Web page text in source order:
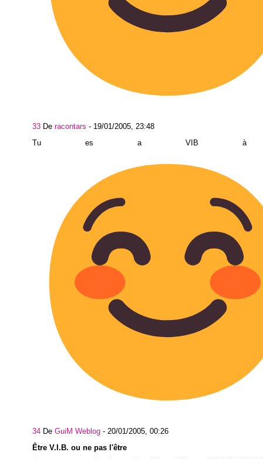
33 De racontars - 19/01/2005, 23:48
Tu es a VIB à
34 De GuiM Weblog - 20/01/2005, 00:26
Être V.I.B. ou ne pas l'être